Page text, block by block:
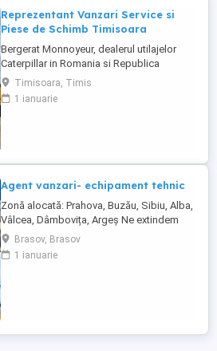
Reprezentant Vanzari Service si
Piese de Schimb Timisoara
Bergerat Monnoyeur, dealerul utilajelor
Caterpillar in Romania si Republica
Moldova, angajeaza Reprezentant Vanzari
Service si Piese de Schimb, pentru divizia
de utilaje. Cerinte: Studii superioare în
Timisoara, Timis
1 ianuarie
Agent vanzari- echipament tehnic
Zonă alocată: Prahova, Buzău, Sibiu, Alba,
Vâlcea, Dâmbovița, Argeș Ne extindem
echipa de vânzări și căutăm un Agent
Vânzări Soluții Tehnice, orientat către
rezultate, cu experiență în vânzări B2B și
Brasov, Brasov
1 ianuarie